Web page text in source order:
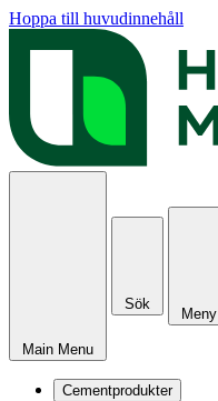
Hoppa till huvudinnehåll
Main Menu
Sök
Meny
Cementprodukter